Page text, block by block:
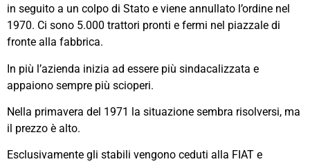
in seguito a un colpo di Stato e viene annullato l’ordine nel
1970. Ci sono 5.000 trattori pronti e fermi nel piazzale di
fronte alla fabbrica.
In più l’azienda inizia ad essere più sindacalizzata e
appaiono sempre più scioperi.
Nella primavera del 1971 la situazione sembra risolversi, ma
il prezzo è alto.
Esclusivamente gli stabili vengono ceduti alla FIAT e